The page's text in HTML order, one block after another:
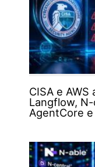
CISA e
Langflow,
AgentCore